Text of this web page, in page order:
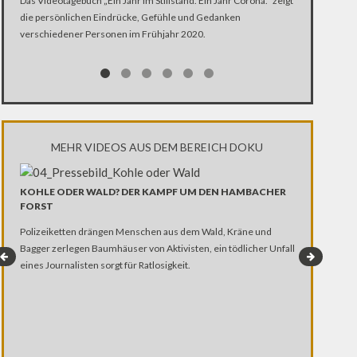
die persönlichen Eindrücke, Gefühle und Gedanken
verschiedener Personen im Frühjahr 2020.
MEHR VIDEOS AUS DEM BEREICH DOKU
KOHLE ODER WALD? DER KAMPF UM DEN HAMBACHER
FORST
Polizeiketten drängen Menschen aus dem Wald, Kräne und
Bagger zerlegen Baumhäuser von Aktivisten, ein tödlicher Unfall
eines Journalisten sorgt für Ratlosigkeit.